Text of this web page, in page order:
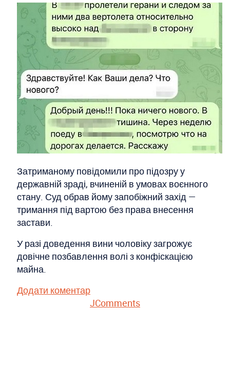
Затриманому повідомили про підозру у
державній зраді, вчиненій в умовах воєнного
стану. Суд обрав йому запобіжний захід —
тримання під вартою без права внесення
застави.
У разі доведення вини чоловіку загрожує
довічне позбавлення волі з конфіскацією
майна.
Додати коментар
JComments